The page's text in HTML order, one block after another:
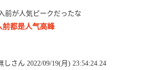
前が人気ピークだったな
前都是人气高峰
さん 2022/09/19(月) 23:54:24.24